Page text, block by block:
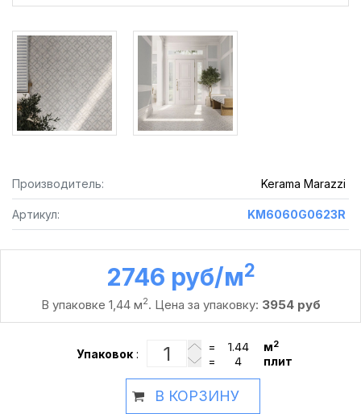
Производитель: Kerama Marazzi
Артикул: KM6060G0623R
2746 руб /м2
В упаковке 1,44 м2. Цена за упаковку: 3954 руб
Упаковок :
= м2
= плит
В КОРЗИНУ